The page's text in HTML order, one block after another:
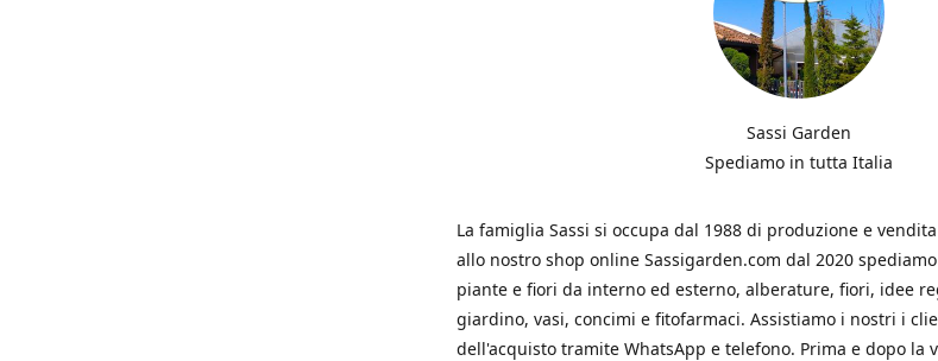
Sassi Garden
Spediamo in tutta Italia
La famiglia Sassi si occupa dal 1988 di produzione e
allo nostro shop online Sassigarden.com dal 2020
piante e fiori da interno ed esterno, alberature, fiori, idee
giardino, vasi, concimi e fitofarmaci. Assistiamo i nostri i
dell'acquisto tramite WhatsApp e telefono. Prima e dopo la